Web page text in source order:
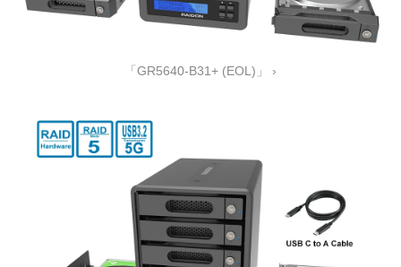
「GR5640-B31+ (EOL)」 ›